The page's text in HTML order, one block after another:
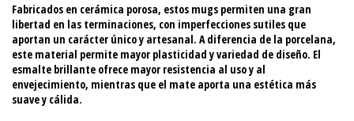
Fabricados en cerámica porosa, estos mugs permiten una gran
libertad en las terminaciones, con imperfecciones sutiles que
aportan un carácter único y artesanal. A diferencia de la porcelana,
este material permite mayor plasticidad y variedad de diseño. El
esmalte brillante ofrece mayor resistencia al uso y al
envejecimiento, mientras que el mate aporta una estética más
suave y cálida.